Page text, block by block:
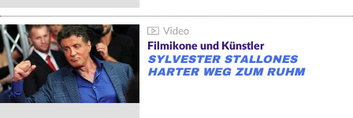
Filmikone und Künstler
SYLVESTER STALLONES
HARTER WEG ZUM RUHM